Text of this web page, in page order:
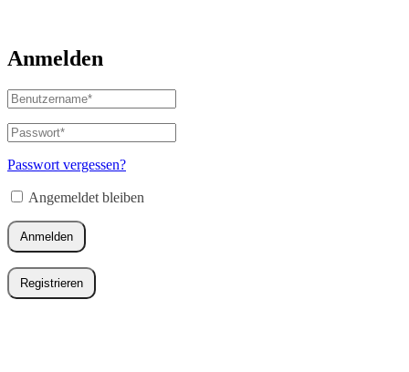
Anmelden
Benutzername
oder
E-
Mail-
Adresse*
Passwort*
Erforderlich
Passwort vergessen?
Angemeldet bleiben
Anmelden
Registrieren